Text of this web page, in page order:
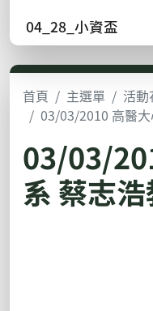
04_28_小資盃
首頁 主選單 活動
03/03/2010 高醫
03/03/
系 蔡志